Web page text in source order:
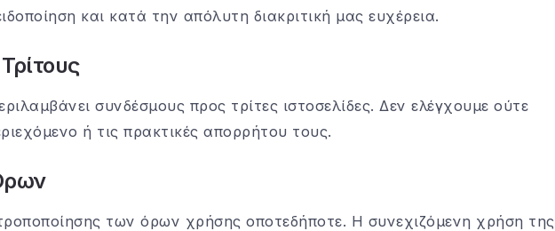
και κατά την απόλυτη διακριτική μας ευχέρεια.
συνδέσμους προς τρίτες ιστοσελίδες. Δεν ελέγχουμε ούτε
ή τις πρακτικές απορρήτου τους.
των όρων χρήσης οποτεδήποτε. Η συνεχιζόμενη χρήση της